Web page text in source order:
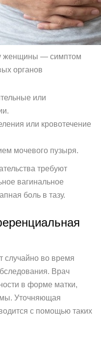
женщины — симптом
органов
или
или кровотечение
мочевого пузыря.
требуют
вагинальное
боль в тазу.
случайно во время
Врач
в форме матки,
Уточняющая
с помощью таких